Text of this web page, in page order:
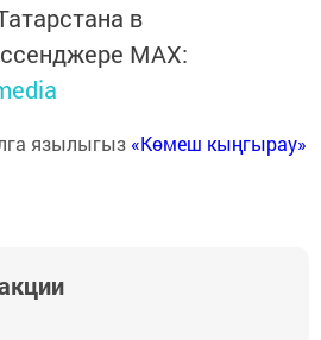
в
MАХ:
язылыгыз «Көмеш кыңгырау»